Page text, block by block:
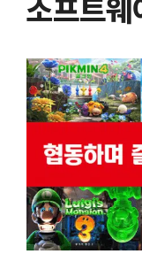
소프트웨